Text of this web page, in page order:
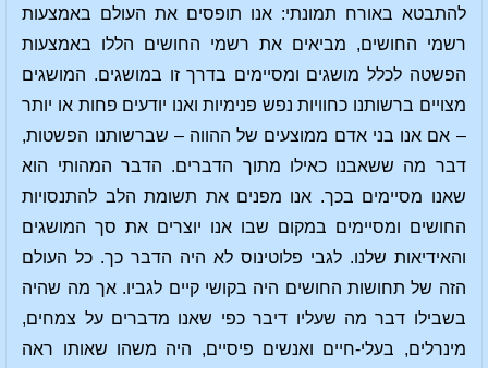
להתבטא באורח תמונתי: אנו תופסים את העולם באמצעות
רשמי החושים, מביאים את רשמי החושים הללו באמצעות
הפשטה לכלל מושגים ומסיימים בדרך זו במושגים. המושגים
מצויים ברשותנו כחוויות נפש פנימיות ואנו יודעים פחות או יותר
– אם אנו בני אדם ממוצעים של ההווה – שברשותנו הפשטות,
דבר מה ששאבנו כאילו מתוך הדברים. הדבר המהותי הוא
שאנו מסיימים בכך. אנו מפנים את תשומת הלב להתנסויות
החושים ומסיימים במקום שבו אנו יוצרים את סך המושגים
והאידיאות שלנו. לגבי פלוטינוס לא היה הדבר כך. כל העולם
הזה של תחושות החושים היה בקושי קיים לגביו. אך מה שהיה
בשבילו דבר מה שעליו דיבר כפי שאנו מדברים על צמחים,
מינרלים, בעלי-חיים ואנשים פיסיים, היה משהו שאותו ראה